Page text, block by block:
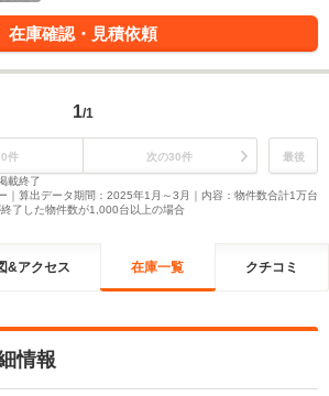
在庫確認・見積依頼
1/1
件 次の30件
最後
載終了
｜算出データ期間：2025年1月～3月｜内容：物件数合計1万台
了した物件数が1,000台以上の場合
&アクセス 在庫一覧 クチコミ
情報